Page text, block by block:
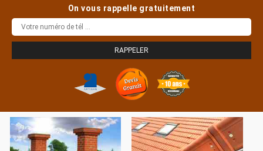
On vous rappelle gratuitement